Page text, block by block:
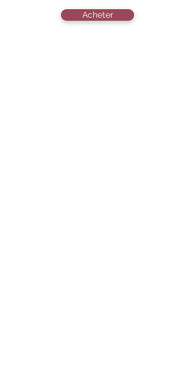
Acheter